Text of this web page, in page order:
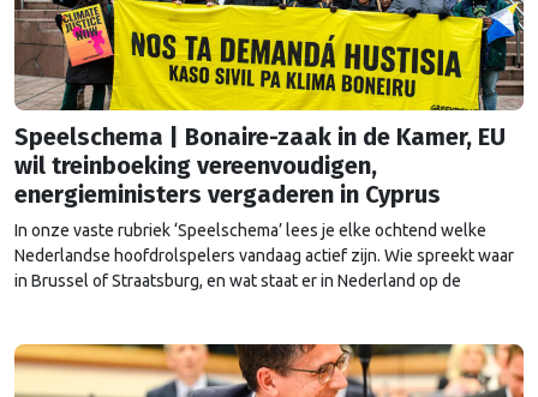
Speelschema | Bonaire-zaak in de Kamer, EU
wil treinboeking vereenvoudigen,
energieministers vergaderen in Cyprus
In onze vaste rubriek ‘Speelschema’ lees je elke ochtend welke
Nederlandse hoofdrolspelers vandaag actief zijn. Wie spreekt waar
in Brussel of Straatsburg, en wat staat er in Nederland op de